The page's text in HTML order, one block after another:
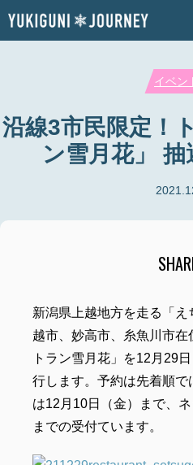
イベン
沿線3市民限定！
ン雪月花」
新潟県上越地方を走る「
越市、妙高市、糸魚川市
トラン雪月花」を12月29
行します。予約は先着順
は12月10日（金）まで、
までの受付ています。